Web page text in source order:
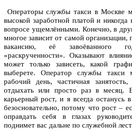
Операторы службы такси в Москве
высокой заработной платой и никогда
вопросе ущемлёнными. Конечно, в
многое зависит от самой
вакансию, её завоёванного
«раскрученности». Оказывают
может только зависеть, какой
выберете. Оператор службы такси
рабочий день, частичная
отдыхать или просто раз в месяц.
карьерный рост, и я всегда останусь
безосновательно, потому что рост –
оправдать себя в глазах
поднимет вас дальне по служебной